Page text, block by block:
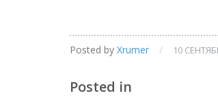
Posted by Xrumer / 10
Posted in